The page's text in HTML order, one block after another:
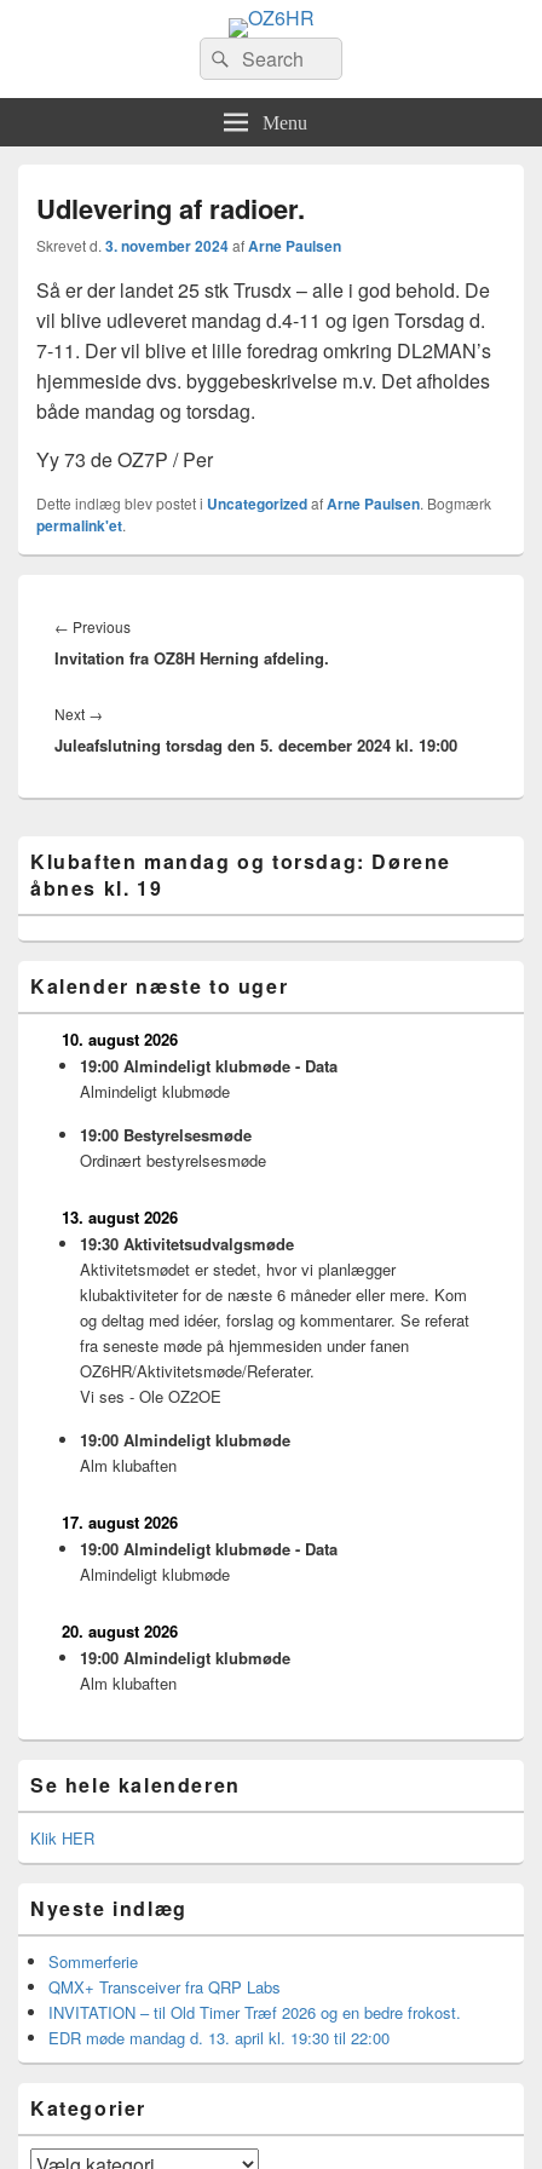
Search
for:
Søg
Menu
Udlevering af radioer.
Skrevet d. 3. november 2024afArne Paulsen
Så er der landet 25 stk Trusdx – alle i god behold. De
vil blive udleveret mandag d.4-11 og igen Torsdag d.
7-11. Der vil blive et lille foredrag omkring DL2MAN’s
hjemmeside dvs. byggebeskrivelse m.v. Det afholdes
både mandag og torsdag.
Yy 73 de OZ7P / Per
Dette indlæg blev postet i UncategorizedafArne Paulsen. Bogmærk
permalink'et.
← PreviousPrevious
post:
Invitation fra OZ8H Herning afdeling.
Next →
post:
Juleafslutning torsdag den 5. december 2024 kl. 19:00
Sidebar
Widget
Area
Klubaften mandag og torsdag: Dørene
åbnes kl. 19
Kalender næste to uger
10. august 2026
19:00 Almindeligt klubmøde - Data
Almindeligt klubmøde
19:00 Bestyrelsesmøde
Ordinært bestyrelsesmøde
13. august 2026
19:30 Aktivitetsudvalgsmøde
Aktivitetsmødet er stedet, hvor vi planlægger
klubaktiviteter for de næste 6 måneder eller mere. Kom
og deltag med idéer, forslag og kommentarer. Se referat
fra seneste møde på hjemmesiden under fanen
OZ6HR/Aktivitetsmøde/Referater.
Vi ses - Ole OZ2OE
19:00 Almindeligt klubmøde
Alm klubaften
17. august 2026
19:00 Almindeligt klubmøde - Data
Almindeligt klubmøde
20. august 2026
19:00 Almindeligt klubmøde
Alm klubaften
Se hele kalenderen
Klik HER
Nyeste indlæg
Sommerferie
QMX+ Transceiver fra QRP Labs
INVITATION – til Old Timer Træf 2026 og en bedre frokost.
EDR møde mandag d. 13. april kl. 19:30 til 22:00
Kategorier
Kategorier